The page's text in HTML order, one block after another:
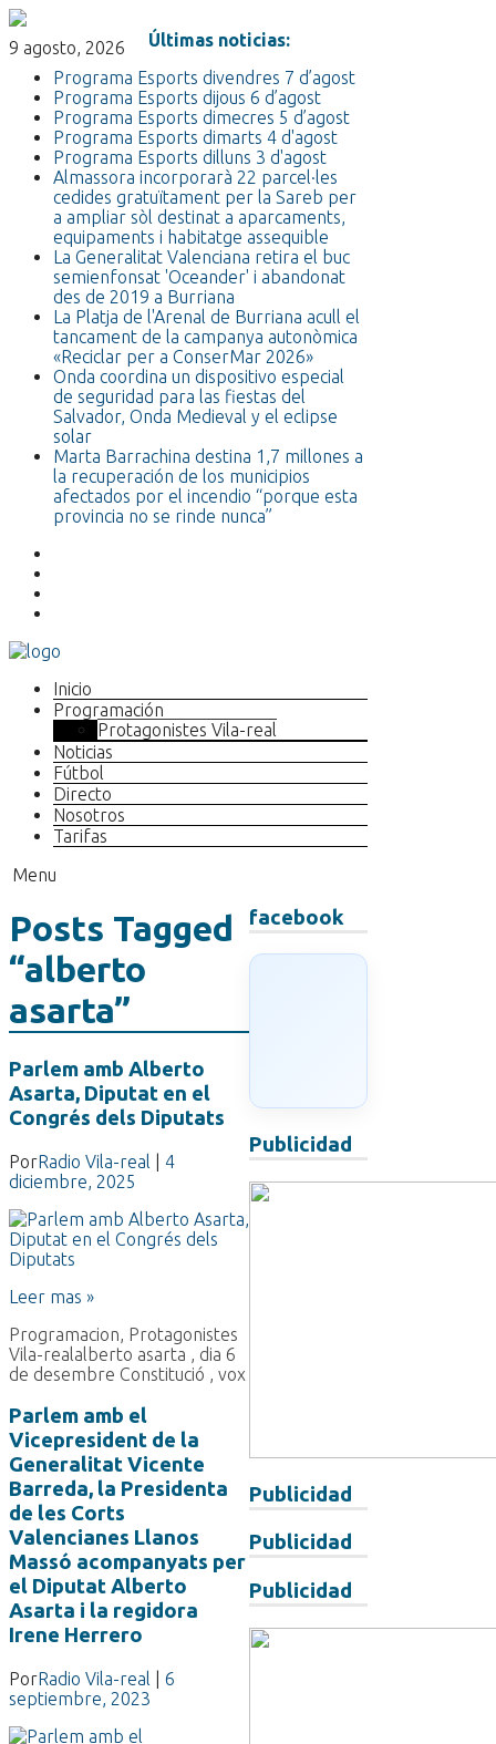
9 agosto, 2026
Últimas noticias:
Programa Esports divendres 7 d’agost
Programa Esports dijous 6 d’agost
Programa Esports dimecres 5 d’agost
Programa Esports dimarts 4 d'agost
Programa Esports dilluns 3 d'agost
Almassora incorporarà 22 parcel·les
cedides gratuïtament per la Sareb per
a ampliar sòl destinat a aparcaments,
equipaments i habitatge assequible
La Generalitat Valenciana retira el buc
semienfonsat 'Oceander' i abandonat
des de 2019 a Burriana
La Platja de l'Arenal de Burriana acull el
tancament de la campanya autonòmica
«Reciclar per a ConserMar 2026»
Onda coordina un dispositivo especial
de seguridad para las fiestas del
Salvador, Onda Medieval y el eclipse
solar
Marta Barrachina destina 1,7 millones a
la recuperación de los municipios
afectados por el incendio “porque esta
provincia no se rinde nunca”
Inicio
Programación
Protagonistes Vila-real
Noticias
Fútbol
Directo
Nosotros
Tarifas
Menu
facebook
Publicidad
Publicidad
Publicidad
Publicidad
Posts Tagged
“alberto
asarta”
Parlem amb Alberto
Asarta, Diputat en el
Congrés dels Diputats
PorRadio Vila-real
4
diciembre, 2025
Leer mas »
Programacion Protagonistes
Vila-real alberto asarta
dia 6
de desembre Constitució
vox
Parlem amb el
Vicepresident de la
Generalitat Vicente
Barreda, la Presidenta
de les Corts
Valencianes Llanos
Massó acompanyats per
el Diputat Alberto
Asarta i la regidora
Irene Herrero
PorRadio Vila-real
6
septiembre, 2023